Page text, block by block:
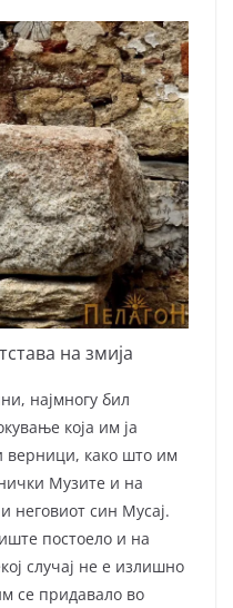
на змија
најмногу бил
која им ја
верници, како што им
Музите и на
неговиот син Мусај.
постоело и на
случај не е излишно
се придавало во